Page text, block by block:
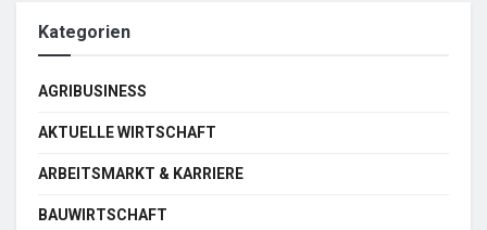
Kategorien
AGRIBUSINESS
AKTUELLE WIRTSCHAFT
ARBEITSMARKT & KARRIERE
BAUWIRTSCHAFT